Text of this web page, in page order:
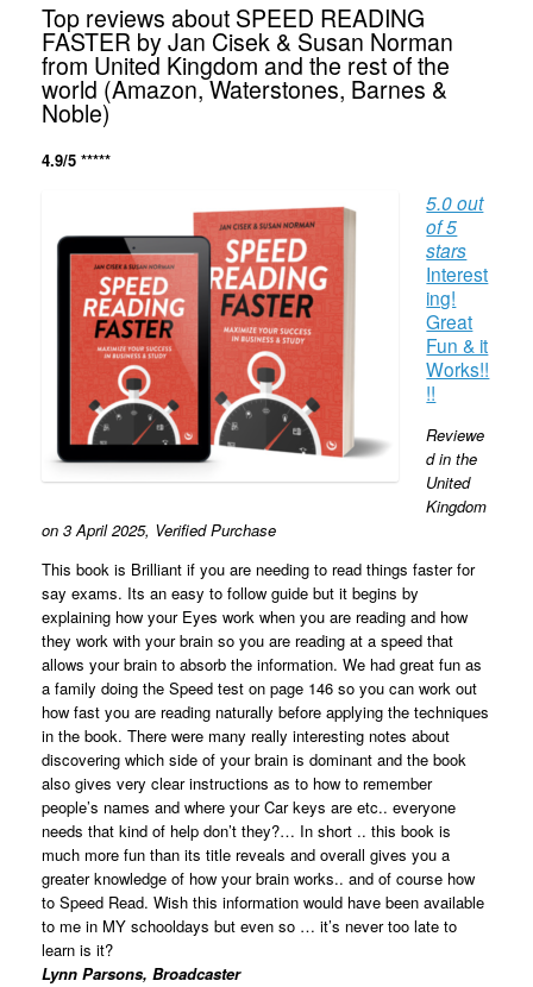
Top reviews about SPEED READING
FASTER by Jan Cisek & Susan Norman
from United Kingdom and the rest of the
world (Amazon, Waterstones, Barnes &
Noble)
4.9/5 *****
5.0 out
of 5
stars
Interest
ing!
Great
Fun & it
Works!!
!!
Reviewe
d in the
United
Kingdom
on 3 April 2025, Verified Purchase
This book is Brilliant if you are needing to read things faster for
say exams. Its an easy to follow guide but it begins by
explaining how your Eyes work when you are reading and how
they work with your brain so you are reading at a speed that
allows your brain to absorb the information. We had great fun as
a family doing the Speed test on page 146 so you can work out
how fast you are reading naturally before applying the techniques
in the book. There were many really interesting notes about
discovering which side of your brain is dominant and the book
also gives very clear instructions as to how to remember
people’s names and where your Car keys are etc.. everyone
needs that kind of help don’t they?… In short .. this book is
much more fun than its title reveals and overall gives you a
greater knowledge of how your brain works.. and of course how
to Speed Read. Wish this information would have been available
to me in MY schooldays but even so … it’s never too late to
learn is it?
Lynn Parsons, Broadcaster